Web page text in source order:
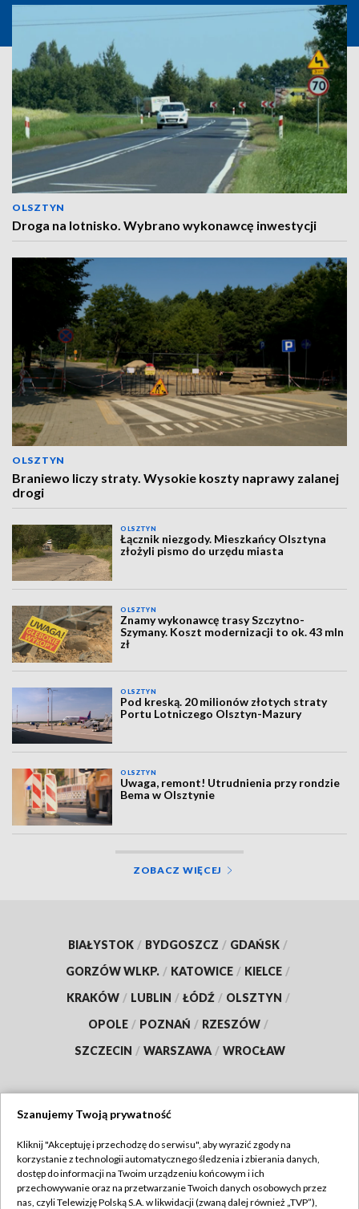
OLSZTYN
Droga na lotnisko. Wybrano wykonawcę inwestycji
OLSZTYN
Braniewo liczy straty. Wysokie koszty naprawy zalanej
drogi
OLSZTYN
Łącznik niezgody. Mieszkańcy Olsztyna
złożyli pismo do urzędu miasta
OLSZTYN
Znamy wykonawcę trasy Szczytno-
Szymany. Koszt modernizacji to ok. 43 mln
zł
OLSZTYN
Pod kreską. 20 milionów złotych straty
Portu Lotniczego Olsztyn-Mazury
OLSZTYN
Uwaga, remont! Utrudnienia przy rondzie
Bema w Olsztynie
ZOBACZ WIĘCEJ
BIAŁYSTOK / BYDGOSZCZ / GDAŃSK /
GORZÓW WLKP. / KATOWICE / KIELCE /
KRAKÓW / LUBLIN / ŁÓDŹ / OLSZTYN /
OPOLE / POZNAŃ / RZESZÓW /
SZCZECIN / WARSZAWA / WROCŁAW
TVP
Abonament TVP
Regulamin TVP
Szanujemy Twoją prywatność
Kliknij "Akceptuję i przechodzę do serwisu", aby wyrazić zgody na
korzystanie z technologii automatycznego śledzenia i zbierania danych,
dostęp do informacji na Twoim urządzeniu końcowym i ich
przechowywanie oraz na przetwarzanie Twoich danych osobowych przez
nas, czyli Telewizję Polską S.A. w likwidacji (zwaną dalej również „TVP”),